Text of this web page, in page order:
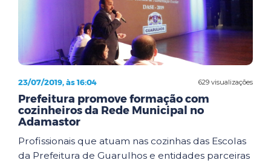
629 visualizações
23/07/2019, às 16:04
Prefeitura promove formação com
cozinheiros da Rede Municipal no
Adamastor
Profissionais que atuam nas cozinhas das Escolas
da Prefeitura de Guarulhos e entidades parceiras